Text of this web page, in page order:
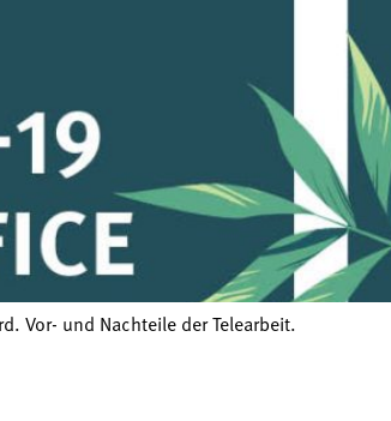
Vor- und Nachteile der Telearbeit.